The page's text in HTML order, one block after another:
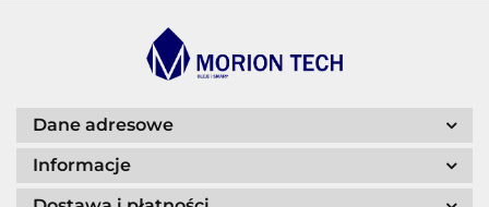
Dane adresowe
Informacje